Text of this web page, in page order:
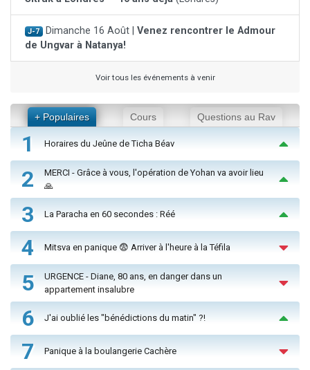
J-7 Dimanche 16 Août | Venez rencontrer le Admour
de Ungvar à Natanya!
Voir tous les événements à venir
+ Populaires Cours Questions au Rav
1 Horaires du Jeûne de Ticha Béav
2
MERCI - Grâce à vous, l'opération de Yohan va avoir lieu
🙏
3 La Paracha en 60 secondes : Réé
4 Mitsva en panique 😨 Arriver à l'heure à la Téfila
5
URGENCE - Diane, 80 ans, en danger dans un
appartement insalubre
6 J'ai oublié les "bénédictions du matin" ?!
7 Panique à la boulangerie Cachère